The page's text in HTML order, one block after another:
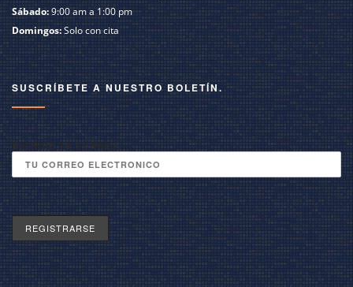
Sábado:9:00 am a 1:00 pm
Domingos:Solo con cita
SUSCRÍBETE A NUESTRO BOLETÍN.
ESCRIBE TU CORREO: